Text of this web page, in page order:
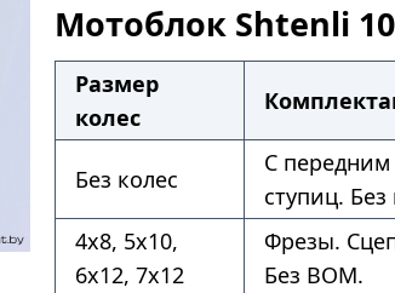
Мотоблок Shtenli
Размер
колес
Без колес
С
ступиц.
4х8, 5х10,
6х12, 7х12
Фрезы.
Без ВОМ.